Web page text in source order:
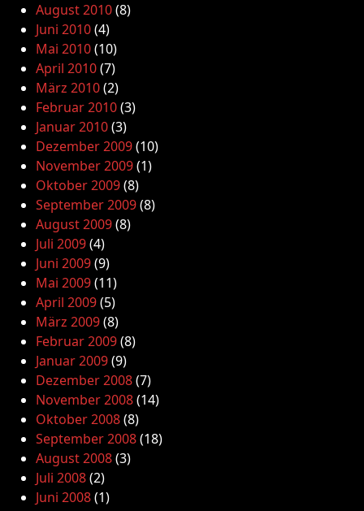
August 2010(8)
Juni 2010(4)
Mai 2010(10)
April 2010(7)
März 2010(2)
Februar 2010(3)
Januar 2010(3)
Dezember 2009(10)
November 2009(1)
Oktober 2009(8)
September 2009(8)
August 2009(8)
Juli 2009(4)
Juni 2009(9)
Mai 2009(11)
April 2009(5)
März 2009(8)
Februar 2009(8)
Januar 2009(9)
Dezember 2008(7)
November 2008(14)
Oktober 2008(8)
September 2008(18)
August 2008(3)
Juli 2008(2)
Juni 2008(1)